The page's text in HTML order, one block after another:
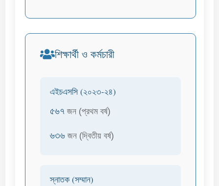
শিক্ষার্থী ও কর্মচারী
এইচএসসি (২০২৩-২৪)
৫৬৭ জন (প্রথম বর্ষ)
৬৩৬ জন (দ্বিতীয় বর্ষ)
স্নাতক (সম্মান)